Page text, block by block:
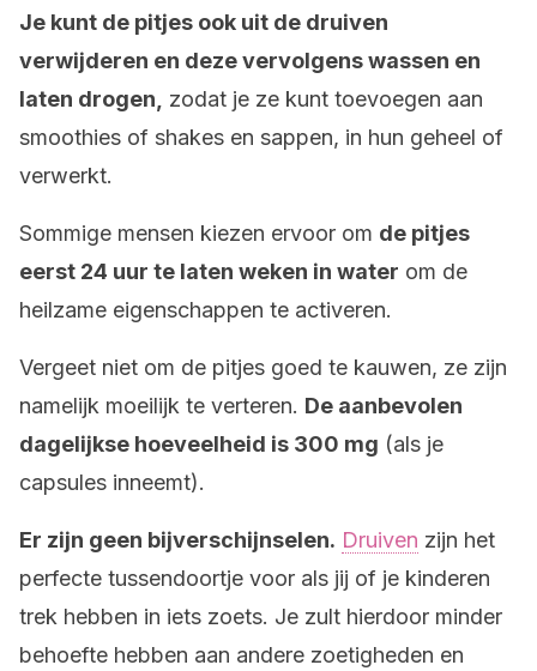
Je kunt de pitjes ook uit de druiven
verwijderen en deze vervolgens wassen en
laten drogen,
zodat je ze kunt toevoegen aan
smoothies of shakes en sappen, in hun geheel of
verwerkt.
Sommige mensen kiezen ervoor om de pitjes
eerst 24 uur te laten weken in water om de
heilzame eigenschappen te activeren.
Vergeet niet om de pitjes goed te kauwen, ze zijn
namelijk moeilijk te verteren. De aanbevolen
dagelijkse hoeveelheid is 300 mg (als je
capsules inneemt).
Er zijn geen bijverschijnselen. Druiven zijn het
perfecte tussendoortje voor als jij of je kinderen
trek hebben in iets zoets. Je zult hierdoor minder
behoefte hebben aan andere zoetigheden en